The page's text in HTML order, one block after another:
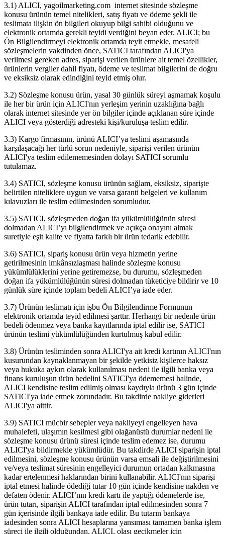
3.1) ALICI, yagoilmarketing.com internet sitesinde sözleşme
konusu ürünün temel nitelikleri, satış fiyatı ve ödeme şekli ile
teslimata ilişkin ön bilgileri okuyup bilgi sahibi olduğunu ve
elektronik ortamda gerekli teyidi verdiğini beyan eder. ALICI; bu
Ön Bilgilendirmeyi elektronik ortamda teyit etmekle, mesafeli
sözleşmelerin vakdinden önce, SATICI tarafından ALICI'ya
verilmesi gereken adres, siparişi verilen ürünlere ait temel özellikler,
ürünlerin vergiler dahil fiyatı, ödeme ve teslimat bilgilerini de doğru
ve eksiksiz olarak edindiğini teyid etmiş olur.
3.2) Sözleşme konusu ürün, yasal 30 günlük süreyi aşmamak koşulu
ile her bir ürün için ALICI'nın yerleşim yerinin uzaklığına bağlı
olarak internet sitesinde yer ön bilgiler içinde açıklanan süre içinde
ALICI veya gösterdiği adresteki kişi/kuruluşa teslim edilir.
3.3) Kargo firmasının, ürünü ALICI’ya teslimi aşamasında
karşılaşacağı her türlü sorun nedeniyle, siparişi verilen ürünün
ALICI'ya teslim edilememesinden dolayı SATICI sorumlu
tutulamaz.
3.4) SATICI, sözleşme konusu ürünün sağlam, eksiksiz, siparişte
belirtilen niteliklere uygun ve varsa garanti belgeleri ve kullanım
kılavuzları ile teslim edilmesinden sorumludur.
3.5) SATICI, sözleşmeden doğan ifa yükümlülüğünün süresi
dolmadan ALICI’yı bilgilendirmek ve açıkça onayını almak
suretiyle eşit kalite ve fiyatta farklı bir ürün tedarik edebilir.
3.6) SATICI, sipariş konusu ürün veya hizmetin yerine
getirilmesinin imkânsızlaşması halinde sözleşme konusu
yükümlülüklerini yerine getiremezse, bu durumu, sözleşmeden
doğan ifa yükümlülüğünün süresi dolmadan tüketiciye bildirir ve 10
günlük süre içinde toplam bedeli ALICI’ya iade eder.
3.7) Ürünün teslimatı için işbu Ön Bilgilendirme Formunun
elektronik ortamda teyid edilmesi şarttır. Herhangi bir nedenle ürün
bedeli ödenmez veya banka kayıtlarında iptal edilir ise, SATICI
ürünün teslimi yükümlülüğünden kurtulmuş kabul edilir.
3.8) Ürünün tesliminden sonra ALICI'ya ait kredi kartının ALICI'nın
kusurundan kaynaklanmayan bir şekilde yetkisiz kişilerce haksız
veya hukuka aykırı olarak kullanılması nedeni ile ilgili banka veya
finans kuruluşun ürün bedelini SATICI'ya ödememesi halinde,
ALICI kendisine teslim edilmiş olması kaydıyla ürünü 3 gün içinde
SATICI'ya iade etmek zorundadır. Bu takdirde nakliye giderleri
ALICI'ya aittir.
3.9) SATICI mücbir sebepler veya nakliyeyi engelleyen hava
muhalefeti, ulaşımın kesilmesi gibi olağanüstü durumlar nedeni ile
sözleşme konusu ürünü süresi içinde teslim edemez ise, durumu
ALICI'ya bildirmekle yükümlüdür. Bu takdirde ALICI siparişin iptal
edilmesini, sözleşme konusu ürünün varsa emsali ile değiştirilmesini
ve/veya teslimat süresinin engelleyici durumun ortadan kalkmasına
kadar ertelenmesi haklarından birini kullanabilir. ALICI'nın siparişi
iptal etmesi halinde ödediği tutar 10 gün içinde kendisine nakden ve
defaten ödenir. ALICI’nın kredi kartı ile yaptığı ödemelerde ise,
ürün tutarı, siparişin ALICI tarafından iptal edilmesinden sonra 7
gün içerisinde ilgili bankaya iade edilir. Bu tutarın bankaya
iadesinden sonra ALICI hesaplarına yansıması tamamen banka işlem
süreci ile ilgili olduğundan, ALICI, olası gecikmeler için